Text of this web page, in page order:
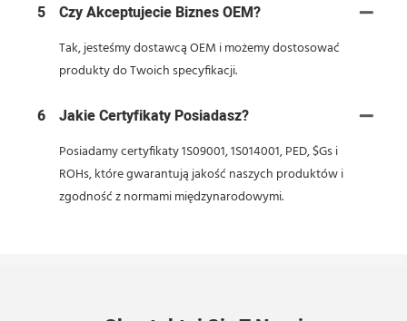
5 Czy Akceptujecie Biznes OEM?
Tak, jesteśmy dostawcą OEM i możemy dostosować
produkty do Twoich specyfikacji.
6 Jakie Certyfikaty Posiadasz?
Posiadamy certyfikaty 1S09001, 1S014001, PED, $Gs i
ROHs, które gwarantują jakość naszych produktów i
zgodność z normami międzynarodowymi.